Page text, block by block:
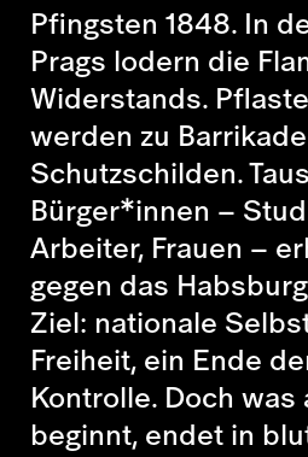
Pfingsten 1848. In
Prags lodern die
Widerstands.
werden zu
Schutzschilden.
Bürger*innen –
Arbeiter, Frauen –
gegen das
Ziel: nationale
Freiheit, ein Ende
Kontrolle. Doch
beginnt, endet in